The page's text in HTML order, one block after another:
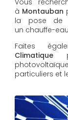
Vous
à Montauban
la pose de
un chauffe-
Faites
Climatique
particuliers et